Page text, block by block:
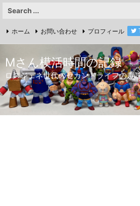
ホーム お問い合わせ プロフィール
Mさん模活時間の記録
ロスジェネ世代のセカンドライフの趣